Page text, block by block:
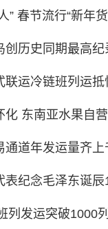
” 春节流行“新年货
创历史同期最高纪
联运冷链班列运抵
东南亚水果自
道年发运量齐上
纪念毛泽东诞辰
列发运突破1000列